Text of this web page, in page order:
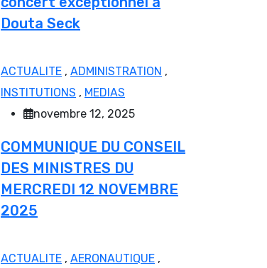
Douta Seck
ACTUALITE , ADMINISTRATION ,
INSTITUTIONS , MEDIAS
novembre 12, 2025
COMMUNIQUE DU CONSEIL
DES MINISTRES DU
MERCREDI 12 NOVEMBRE
2025
ACTUALITE , AERONAUTIQUE ,